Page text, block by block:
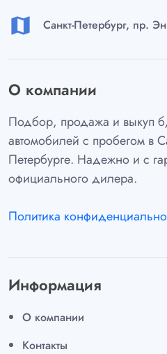
map Санкт-Петербург, пр.
О компании
Подбор, продажа и выкуп
автомобилей с пробегом в
Петербурге. Надежно и с
официального дилера.
Политика
Информация
О компании
Контакты